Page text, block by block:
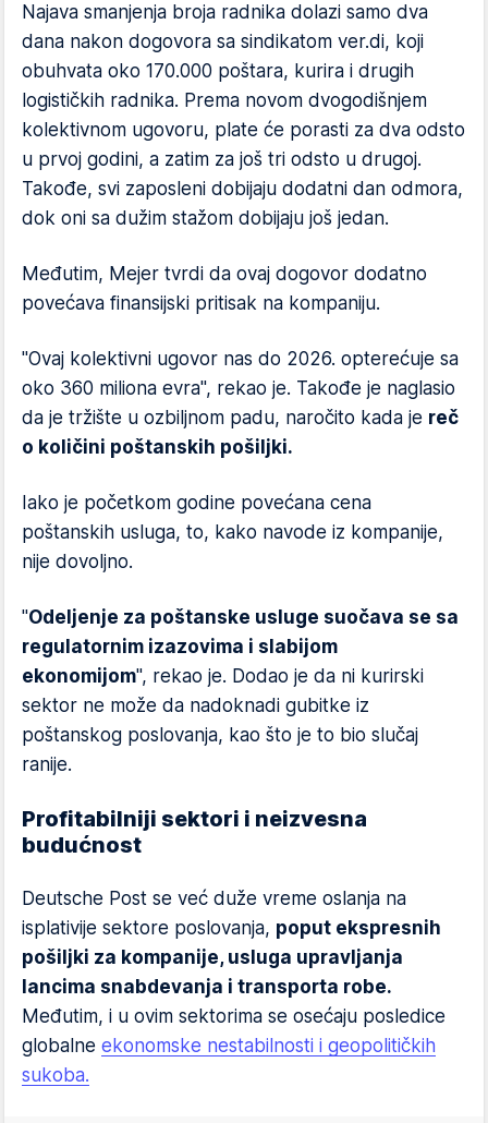
Najava smanjenja broja radnika dolazi samo dva
dana nakon dogovora sa sindikatom ver.di, koji
obuhvata oko 170.000 poštara, kurira i drugih
logističkih radnika. Prema novom dvogodišnjem
kolektivnom ugovoru, plate će porasti za dva odsto
u prvoj godini, a zatim za još tri odsto u drugoj.
Takođe, svi zaposleni dobijaju dodatni dan odmora,
dok oni sa dužim stažom dobijaju još jedan.
Međutim, Mejer tvrdi da ovaj dogovor dodatno
povećava finansijski pritisak na kompaniju.
"Ovaj kolektivni ugovor nas do 2026. opterećuje sa
oko 360 miliona evra", rekao je. Takođe je naglasio
da je tržište u ozbiljnom padu, naročito kada je reč
o količini poštanskih pošiljki.
Iako je početkom godine povećana cena
poštanskih usluga, to, kako navode iz kompanije,
nije dovoljno.
"Odeljenje za poštanske usluge suočava se sa
regulatornim izazovima i slabijom
ekonomijom", rekao je. Dodao je da ni kurirski
sektor ne može da nadoknadi gubitke iz
poštanskog poslovanja, kao što je to bio slučaj
ranije.
Profitabilniji sektori i neizvesna
budućnost
Deutsche Post se već duže vreme oslanja na
isplativije sektore poslovanja, poput ekspresnih
pošiljki za kompanije, usluga upravljanja
lancima snabdevanja i transporta robe.
Međutim, i u ovim sektorima se osećaju posledice
globalne ekonomske nestabilnosti i geopolitičkih
sukoba.